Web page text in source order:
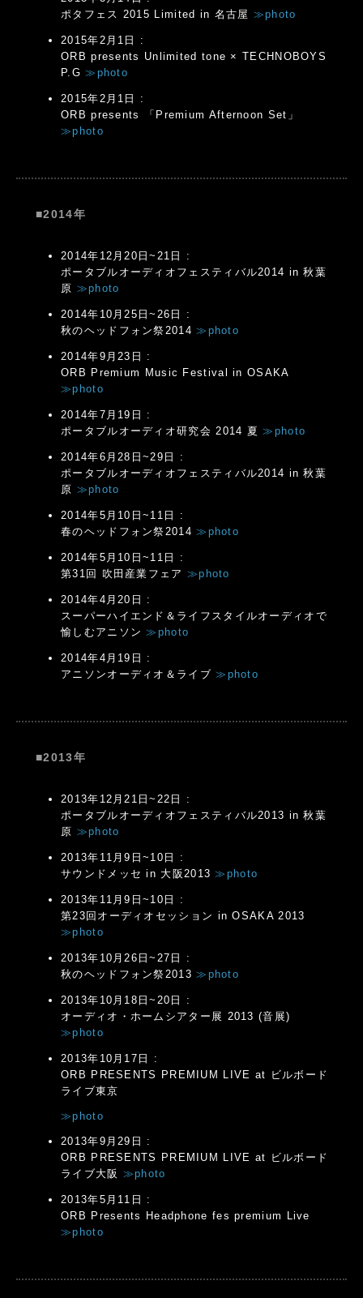
ポタフェス 2015 Limited in 名古屋 ≫photo
2015年2月1日 :
ORB presents Unlimited tone × TECHNOBOYS
P.G≫photo
2015年2月1日 :
ORB presents 「Premium Afternoon Set」
≫photo
■2014年
2014年12月20日~21日 :
ポータブルオーディオフェスティバル2014 in 秋葉
原 ≫photo
2014年10月25日~26日 :
秋のヘッドフォン祭2014≫photo
2014年9月23日 :
ORB Premium Music Festival in OSAKA
≫photo
2014年7月19日 :
ポータブルオーディオ研究会 2014 夏≫photo
2014年6月28日~29日 :
ポータブルオーディオフェスティバル2014 in 秋葉
原 ≫photo
2014年5月10日~11日 :
春のヘッドフォン祭2014≫photo
2014年5月10日~11日 :
第31回 吹田産業フェア ≫photo
2014年4月20日 :
スーパーハイエンド＆ライフスタイルオーディオで
愉しむアニソン≫photo
2014年4月19日 :
アニソンオーディオ＆ライブ≫photo
■2013年
2013年12月21日~22日 :
ポータブルオーディオフェスティバル2013 in 秋葉
原 ≫photo
2013年11月9日~10日 :
サウンドメッセ in 大阪2013≫photo
2013年11月9日~10日 :
第23回オーディオセッション in OSAKA 2013
≫photo
2013年10月26日~27日 :
秋のヘッドフォン祭2013≫photo
2013年10月18日~20日 :
オーディオ・ホームシアター展 2013 (音展)
≫photo
2013年10月17日 :
ORB PRESENTS PREMIUM LIVE at ビルボード
ライブ東京
≫photo
2013年9月29日 :
ORB PRESENTS PREMIUM LIVE at ビルボード
ライブ大阪 ≫photo
2013年5月11日 :
ORB Presents Headphone fes premium Live
≫photo